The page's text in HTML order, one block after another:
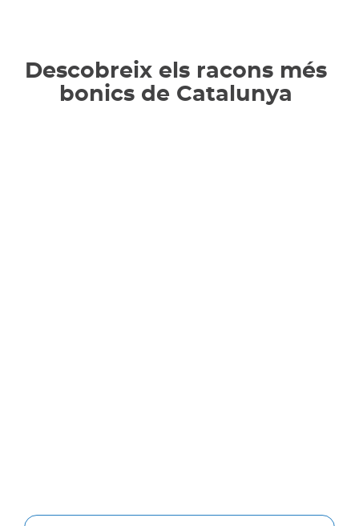
Descobreix els racons més
bonics de Catalunya